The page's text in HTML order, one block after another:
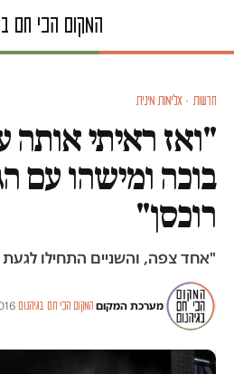
חדשות · אלימות מינית
"ואז ראיתי אותה
בוכה ומישהו עם
רוכסן"
"אחד צפה, והשניים התחילו לגעת
מערכת המקום·המקום הכי חם בגיהנום·